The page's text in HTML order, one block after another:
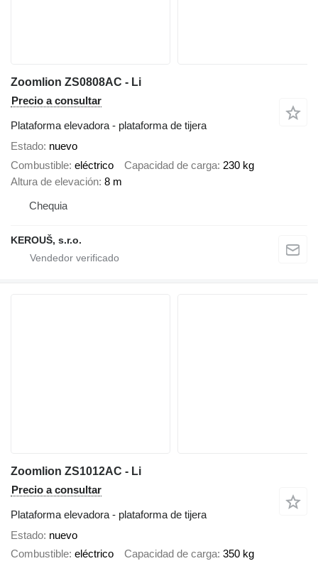
Zoomlion ZS0808AC - Li
Precio a consultar
Plataforma elevadora - plataforma de tijera
Estado nuevo
Combustible eléctrico Capacidad de carga 230 kg
Altura de elevación 8 m
Chequia
KEROUŠ, s.r.o.
Zoomlion ZS1012AC - Li
Precio a consultar
Plataforma elevadora - plataforma de tijera
Estado nuevo
Combustible eléctrico Capacidad de carga 350 kg